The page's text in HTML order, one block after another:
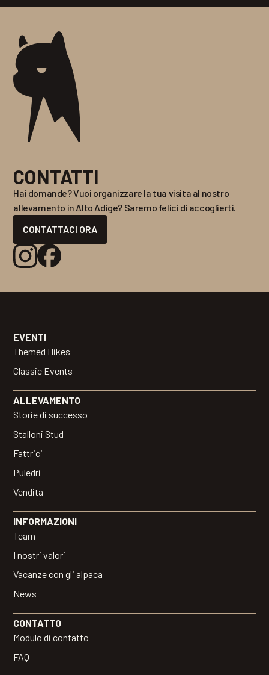
CONTATTI
Hai domande? Vuoi organizzare la tua visita al nostro
allevamento in Alto Adige? Saremo felici di accoglierti.
CONTATTACI ORA
EVENTI
Themed Hikes
Classic Events
ALLEVAMENTO
Storie di successo
Stalloni Stud
Fattrici
Puledri
Vendita
INFORMAZIONI
Team
I nostri valori
Vacanze con gli alpaca
News
CONTATTO
Modulo di contatto
FAQ